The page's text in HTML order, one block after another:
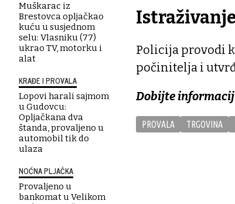
Muškarac iz
Brestovca opljačkao
kuću u susjednom
selu: Vlasniku (77)
ukrao TV, motorku i
alat
KRAĐE I PROVALA
Lopovi harali sajmom
u Gudovcu:
Opljačkana dva
štanda, provaljeno u
automobil tik do
ulaza
NOĆNA PLJAČKA
Provaljeno u
bankomat u Velikom
Policija provodi
počinitelja i
Dobijte
PROVALA TRGOVINA